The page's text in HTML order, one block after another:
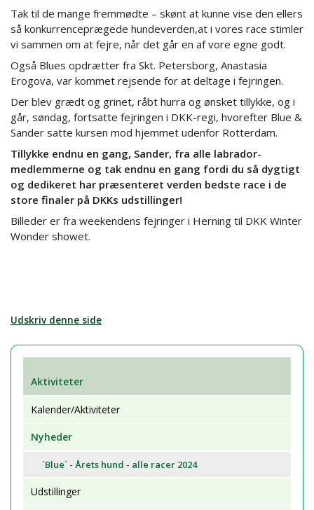
Tak til de mange fremmødte – skønt at kunne vise den ellers
så konkurrenceprægede hundeverden,at i vores race stimler
vi sammen om at fejre, når det går en af vore egne godt.
Også Blues opdrætter fra Skt. Petersborg, Anastasia
Erogova, var kommet rejsende for at deltage i fejringen.
Der blev grædt og grinet, råbt hurra og ønsket tillykke, og i
går, søndag, fortsatte fejringen i DKK-regi, hvorefter Blue &
Sander satte kursen mod hjemmet udenfor Rotterdam.
Tillykke endnu en gang, Sander, fra alle labrador-
medlemmerne og tak endnu en gang fordi du så dygtigt
og dedikeret har præsenteret verden bedste race i de
store finaler på DKKs udstillinger!
Billeder er fra weekendens fejringer i Herning til DKK Winter
Wonder showet.
Udskriv denne side
Aktiviteter
Kalender/Aktiviteter
Nyheder
´Blue´ - Årets hund - alle racer 2024
Udstillinger